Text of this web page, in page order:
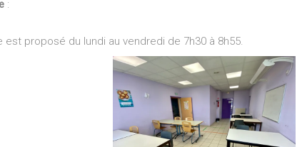
:
est proposé du lundi au vendredi de 7h30 à 8h55.